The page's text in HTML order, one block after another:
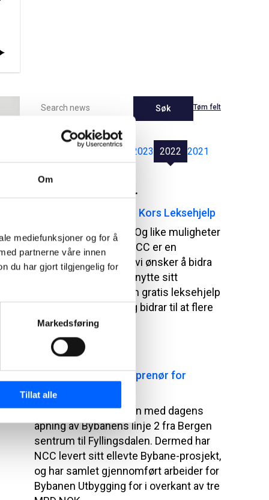
Om
mediefunksjoner og for å
partnerne våre innen
du har gjort tilgjengelig for
Markedsføring
Tillat alle
Søk Tøm felt
2026 2023 2022 2021
Pressemeldinger
NCC donerer til Røde Kors Leksehjelp
Utdanning betyr noe. Og like muligheter
til å lykkes er viktig. NCC er en
kunnskapsbedrift og vi ønsker å bidra
til at enda flere kan utnytte sitt
potensial. Et tilbud om gratis leksehjelp
er viktig for mange og bidrar til at flere
lykkes på skolen.
2022-12-21 14:35
NCC en sentral entreprenør for
Bybanen
NCC gratulerer Bergen med dagens
åpning av Bybanens linje 2 fra Bergen
sentrum til Fyllingsdalen. Dermed har
NCC levert sitt ellevte Bybane-prosjekt,
og har samlet gjennomført arbeider for
Bybanen Utbygging for i overkant av tre